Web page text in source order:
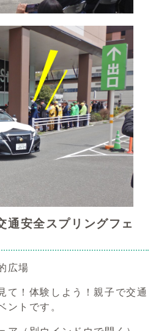
通安全スプリングフェ
広場
て！体験しよう！親子で交通
ントです。